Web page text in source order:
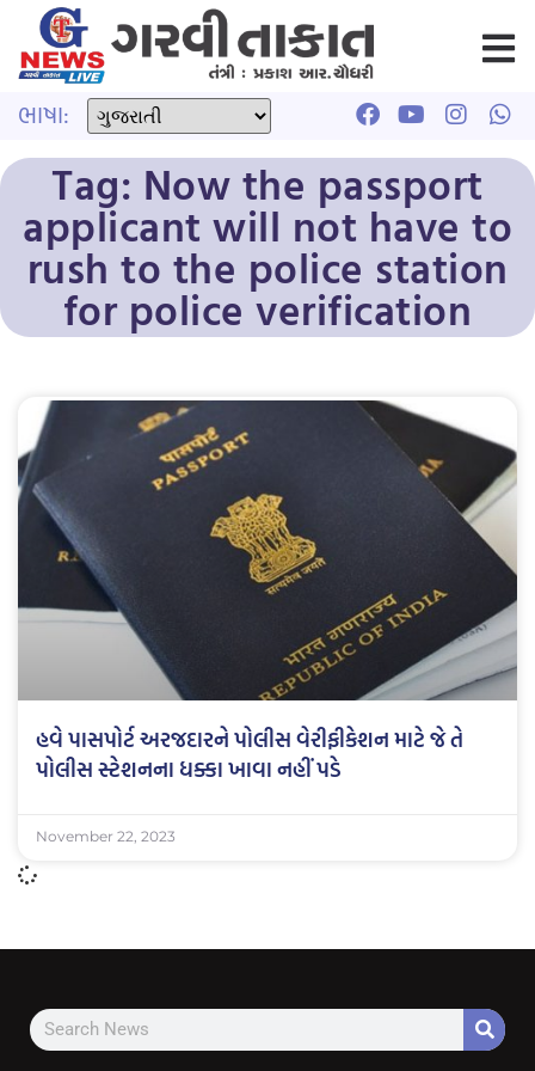
ભાષા:
Tag: Now the passport
applicant will not have to
rush to the police station
for police verification
હવે પાસપોર્ટ અરજદારને પોલીસ વેરીફીકેશન માટે જે તે
પોલીસ સ્ટેશનના ધક્કા ખાવા નહીં પડે
November 22, 2023